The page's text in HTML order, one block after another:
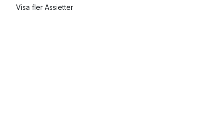
Visa fler Assietter